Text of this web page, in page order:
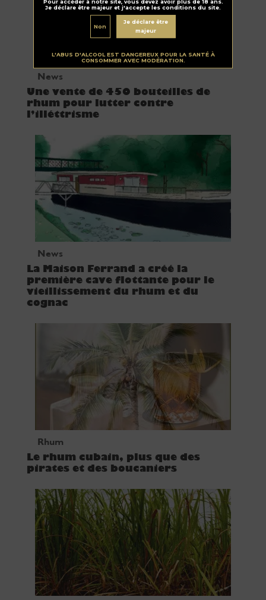
Pour accéder à notre site, vous devez avoir plus de 18 ans.
Je déclare être majeur et j'accepte les conditions du site.
Non
Je déclare être
majeur
L'ABUS D'ALCOOL EST DANGEREUX POUR LA SANTÉ À
CONSOMMER AVEC MODÉRATION.
News
Une vente de 450 bouteilles de
rhum pour lutter contre
l’illéttrisme
News
La Maison Ferrand a créé la
première cave flottante pour le
vieillissement du rhum et du
cognac
Rhum
Le rhum cubain, plus que des
pirates et des boucaniers